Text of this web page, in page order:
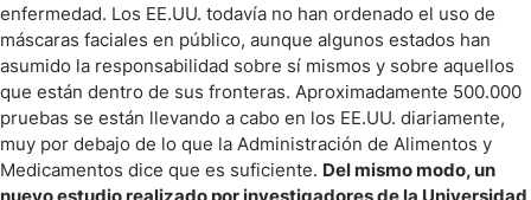
enfermedad. Los EE.UU. todavía no han ordenado el uso de
máscaras faciales en público, aunque algunos estados han
asumido la responsabilidad sobre sí mismos y sobre aquellos
que están dentro de sus fronteras. Aproximadamente 500.000
pruebas se están llevando a cabo en los EE.UU. diariamente,
muy por debajo de lo que la Administración de Alimentos y
Medicamentos dice que es suficiente. Del mismo modo, un